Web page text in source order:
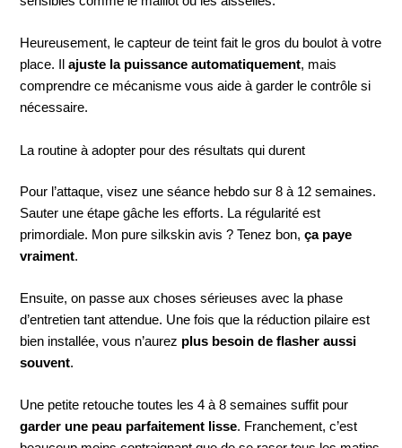
Heureusement, le capteur de teint fait le gros du boulot à votre
place. Ilajuste la puissance automatiquement, mais
comprendre ce mécanisme vous aide à garder le contrôle si
nécessaire.
La routine à adopter pour des résultats qui durent
Pour l’attaque, visez une séance hebdo sur 8 à 12 semaines.
Sauter une étape gâche les efforts. La régularité est
primordiale. Mon pure silkskin avis ? Tenez bon,ça paye
vraiment.
Ensuite, on passe aux choses sérieuses avec la phase
d’entretien tant attendue. Une fois que la réduction pilaire est
bien installée, vous n’aurez plus besoin de flasher aussi
souvent.
Une petite retouche toutes les 4 à 8 semaines suffit pour
garder une peau parfaitement lisse. Franchement, c’est